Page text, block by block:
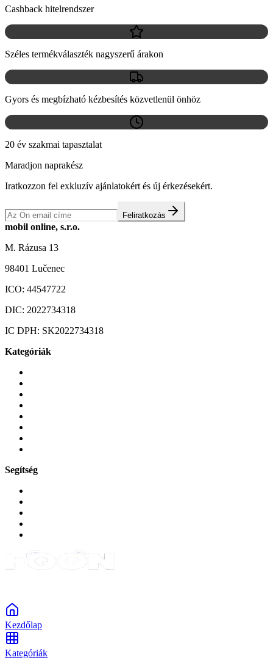
Cashback hitelrendszer
Széles termékválaszték nagyszerű árakon
Gyors és megbízható kézbesítés közvetlenül önhöz
20 év szakmai tapasztalat
Maradjon naprakész
Iratkozzon fel exkluzív ajánlatokért és új érkezésekért.
Feliratkozás
mobil online, s.r.o.
M. Rázusa 13
98401 Lučenec
ICO: 44547722
DIC: 2022734318
IC DPH: SK2022734318
Kategóriák
Segítség
Kezdőlap
Kategóriák